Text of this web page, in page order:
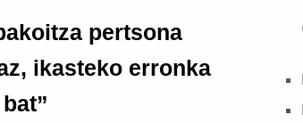
pertsona
ikasteko erronka